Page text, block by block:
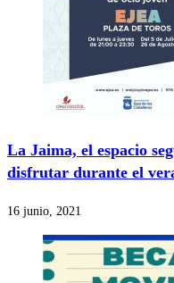
La Jaima, el espacio
disfrutar durante el
16 junio, 2021